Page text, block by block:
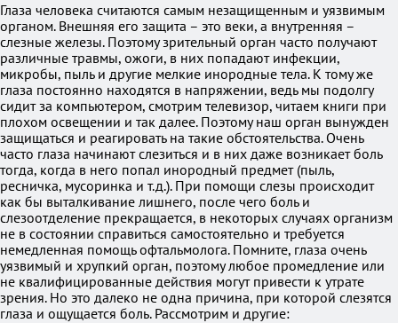
Глаза человека считаются самым незащищенным и уязвимым
органом. Внешняя его защита – это веки, а внутренняя –
слезные железы. Поэтому зрительный орган часто получают
различные травмы, ожоги, в них попадают инфекции,
микробы, пыль и другие мелкие инородные тела. К тому же
глаза постоянно находятся в напряжении, ведь мы подолгу
сидит за компьютером, смотрим телевизор, читаем книги при
плохом освещении и так далее. Поэтому наш орган вынужден
защищаться и реагировать на такие обстоятельства. Очень
часто глаза начинают слезиться и в них даже возникает боль
тогда, когда в него попал инородный предмет (пыль,
ресничка, мусоринка и т.д.). При помощи слезы происходит
как бы выталкивание лишнего, после чего боль и
слезоотделение прекращается, в некоторых случаях организм
не в состоянии справиться самостоятельно и требуется
немедленная помощь офтальмолога. Помните, глаза очень
уязвимый и хрупкий орган, поэтому любое промедление или
не квалифицированные действия могут привести к утрате
зрения. Но это далеко не одна причина, при которой слезятся
глаза и ощущается боль. Рассмотрим и другие: